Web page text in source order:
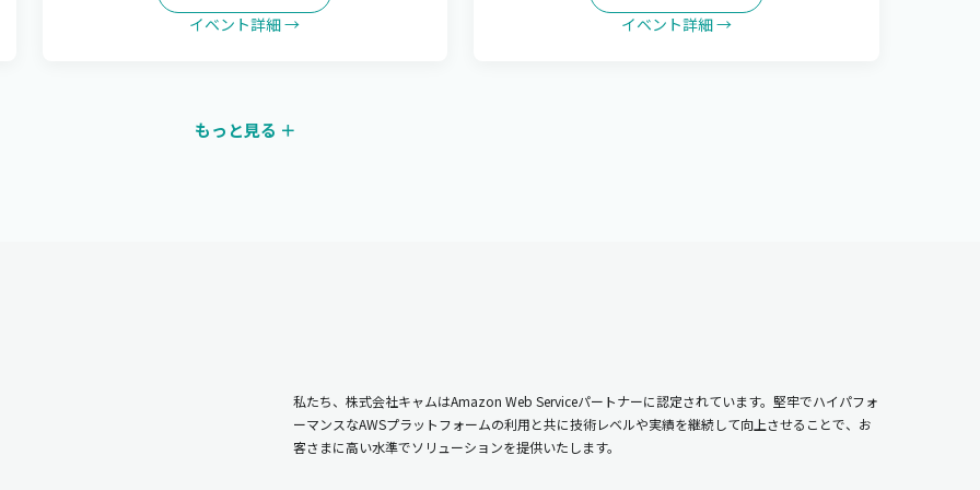
イベント詳細 →
イベント詳細 →
もっと見る ＋
私たち、株式会社キャムはAmazon Web Serviceパートナーに認定されています。堅牢でハイパフォ
ーマンスなAWSプラットフォームの利用と共に技術レベルや実績を継続して向上させることで、お
客さまに高い水準でソリューションを提供いたします。